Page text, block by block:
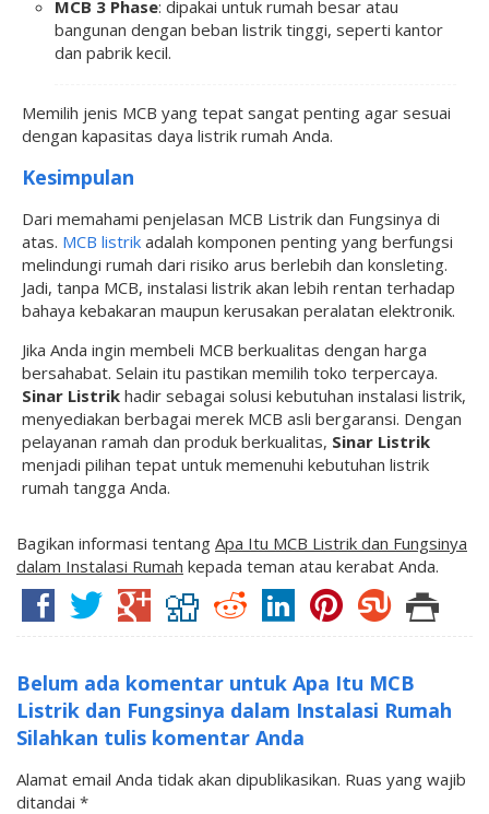
MCB 3 Phase: dipakai untuk rumah besar atau
bangunan dengan beban listrik tinggi, seperti kantor
dan pabrik kecil.
Memilih jenis MCB yang tepat sangat penting agar sesuai
dengan kapasitas daya listrik rumah Anda.
Kesimpulan
Dari memahami penjelasan MCB Listrik dan Fungsinya di
atas. MCB listrik adalah komponen penting yang berfungsi
melindungi rumah dari risiko arus berlebih dan konsleting.
Jadi, tanpa MCB, instalasi listrik akan lebih rentan terhadap
bahaya kebakaran maupun kerusakan peralatan elektronik.
Jika Anda ingin membeli MCB berkualitas dengan harga
bersahabat. Selain itu pastikan memilih toko terpercaya.
Sinar Listrik hadir sebagai solusi kebutuhan instalasi listrik,
menyediakan berbagai merek MCB asli bergaransi. Dengan
pelayanan ramah dan produk berkualitas, Sinar Listrik
menjadi pilihan tepat untuk memenuhi kebutuhan listrik
rumah tangga Anda.
Bagikan informasi tentang Apa Itu MCB Listrik dan Fungsinya
dalam Instalasi Rumah kepada teman atau kerabat Anda.
Belum ada komentar untuk Apa Itu MCB
Listrik dan Fungsinya dalam Instalasi Rumah
Silahkan tulis komentar Anda
Alamat email Anda tidak akan dipublikasikan. Ruas yang wajib
ditandai *